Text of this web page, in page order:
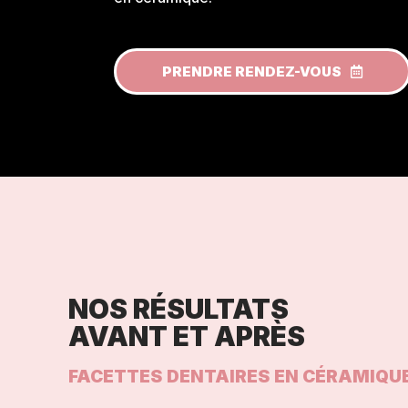
PRENDRE RENDEZ-VOUS
NOS RÉSULTATS
AVANT ET APRÈS
FACETTES DENTAIRES EN